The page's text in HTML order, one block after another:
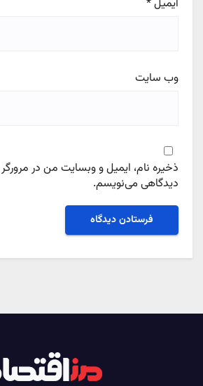
ایمیل*
وب‌ سایت
ذخیره نام، ایمیل و وبسایت من در مرورگر
دیدگاهی می‌نویسم.